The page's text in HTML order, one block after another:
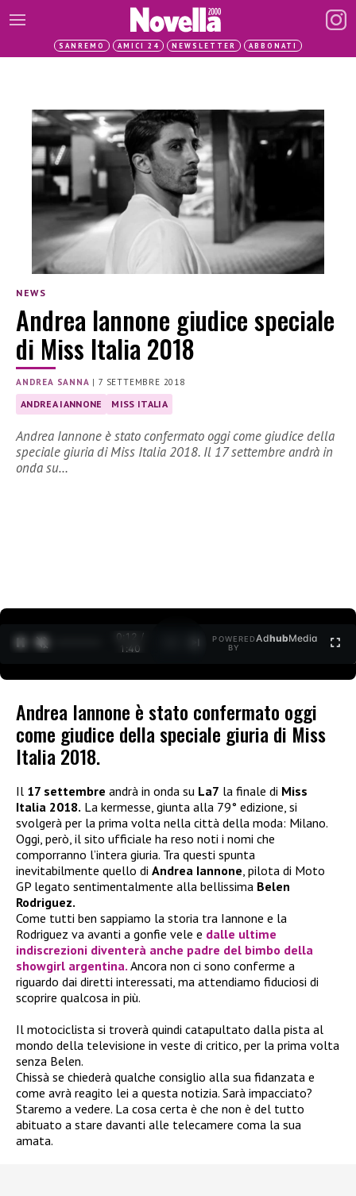
SANREMO AMICI 24 NEWSLETTER ABBONATI
NEWS
Andrea Iannone giudice speciale
di Miss Italia 2018
ANDREA SANNA |7 SETTEMBRE 2018
ANDREA IANNONE MISS ITALIA
Andrea Iannone è stato confermato oggi come giudice della
speciale giuria di Miss Italia 2018. Il 17 settembre andrà in
onda su…
0:12 /
1:40
POWERED
BY
AdhubMedia
Andrea Iannone è stato confermato oggi
come giudice della speciale giuria di Miss
Italia 2018.
Il 17 settembre andrà in onda su La7 la finale di Miss
Italia 2018. La kermesse, giunta alla 79° edizione, si
svolgerà per la prima volta nella città della moda: Milano.
Oggi, però, il sito ufficiale ha reso noti i nomi che
comporranno l’intera giuria. Tra questi spunta
inevitabilmente quello di Andrea Iannone, pilota di Moto
GP legato sentimentalmente alla bellissima Belen
Rodriguez.
Come tutti ben sappiamo la storia tra Iannone e la
Rodriguez va avanti a gonfie vele e dalle ultime
indiscrezioni diventerà anche padre del bimbo della
showgirl argentina. Ancora non ci sono conferme a
riguardo dai diretti interessati, ma attendiamo fiduciosi di
scoprire qualcosa in più.
Il motociclista si troverà quindi catapultato dalla pista al
mondo della televisione in veste di critico, per la prima volta
senza Belen.
Chissà se chiederà qualche consiglio alla sua fidanzata e
come avrà reagito lei a questa notizia. Sarà impacciato?
Staremo a vedere. La cosa certa è che non è del tutto
abituato a stare davanti alle telecamere coma la sua
amata.